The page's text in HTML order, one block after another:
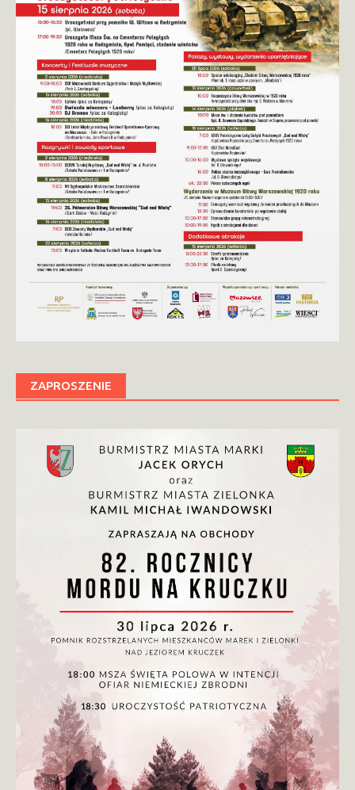
ZAPROSZENIE